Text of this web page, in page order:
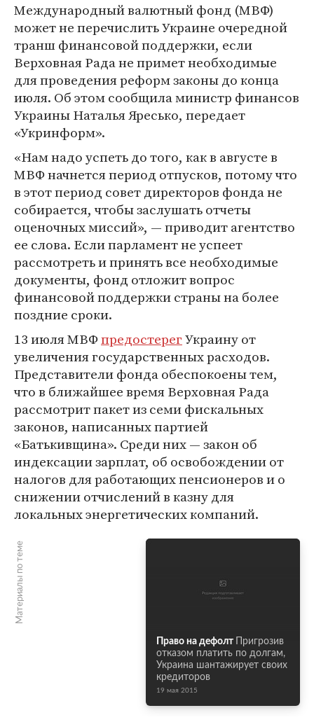
Международный валютный фонд (МВФ)
может не перечислить Украине очередной
транш финансовой поддержки, если
Верховная Рада не примет необходимые
для проведения реформ законы до конца
июля. Об этом сообщила министр финансов
Украины Наталья Яресько, передает
«Укринформ».
«Нам надо успеть до того, как в августе в
МВФ начнется период отпусков, потому что
в этот период совет директоров фонда не
собирается, чтобы заслушать отчеты
оценочных миссий», — приводит агентство
ее слова. Если парламент не успеет
рассмотреть и принять все необходимые
документы, фонд отложит вопрос
финансовой поддержки страны на более
поздние сроки.
13 июля МВФпредостерегУкраину от
увеличения государственных расходов.
Представители фонда обеспокоены тем,
что в ближайшее время Верховная Рада
рассмотрит пакет из семи фискальных
законов, написанных партией
«Батькивщина». Среди них — закон об
индексации зарплат, об освобождении от
налогов для работающих пенсионеров и о
снижении отчислений в казну для
локальных энергетических компаний.
Материалы по теме
Право на дефолт
Пригрозив
отказом платить по долгам,
Украина шантажирует своих
кредиторов
19 мая 2015